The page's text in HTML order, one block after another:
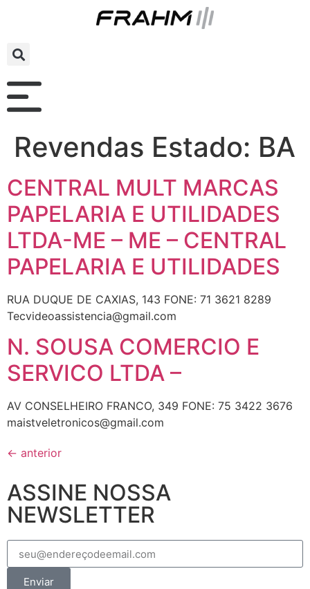
Revendas Estado: BA
CENTRAL MULT MARCAS
PAPELARIA E UTILIDADES
LTDA-ME – ME – CENTRAL
PAPELARIA E UTILIDADES
RUA DUQUE DE CAXIAS, 143 FONE: 71 3621 8289
Tecvideoassistencia@gmail.com
N. SOUSA COMERCIO E
SERVICO LTDA –
AV CONSELHEIRO FRANCO, 349 FONE: 75 3422 3676
maistveletronicos@gmail.com
← anterior
ASSINE NOSSA
NEWSLETTER
Enviar